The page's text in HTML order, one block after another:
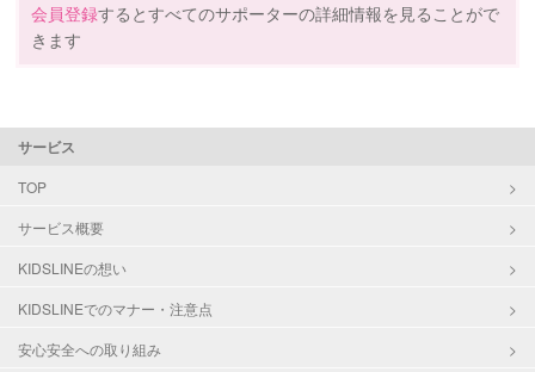
会員登録するとすべてのサポーターの詳細情報を見ることがで
きます
サービス
TOP
サービス概要
KIDSLINEの想い
KIDSLINEでのマナー・注意点
安心安全への取り組み